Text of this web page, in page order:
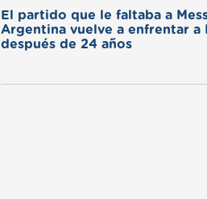
El partido que le faltaba a
Argentina vuelve a enfrentar a
después de 24 años